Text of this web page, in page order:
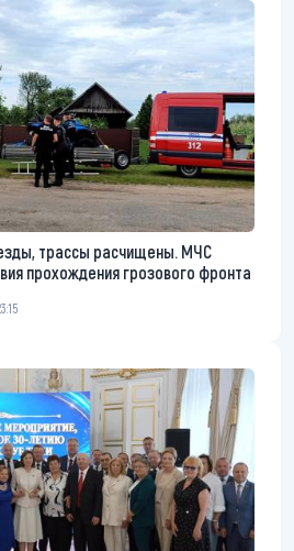
трассы расчищены. МЧС
прохождения грозового фронта